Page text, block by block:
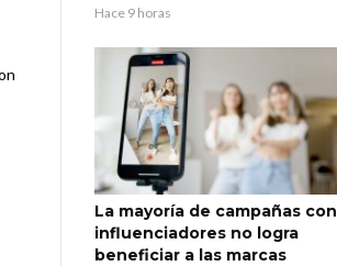
Hace 9 horas
La mayoría de campañas con
influenciadores no logra
beneficiar a las marcas